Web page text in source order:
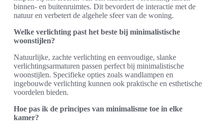
binnen- en buitenruimtes. Dit bevordert de interactie met de
natuur en verbetert de algehele sfeer van de woning.
Welke verlichting past het beste bij minimalistische
woonstijlen?
Natuurlijke, zachte verlichting en eenvoudige, slanke
verlichtingsarmaturen passen perfect bij minimalistische
woonstijlen. Specifieke opties zoals wandlampen en
ingebouwde verlichting kunnen ook praktische en esthetische
voordelen bieden.
Hoe pas ik de principes van minimalisme toe in elke
kamer?